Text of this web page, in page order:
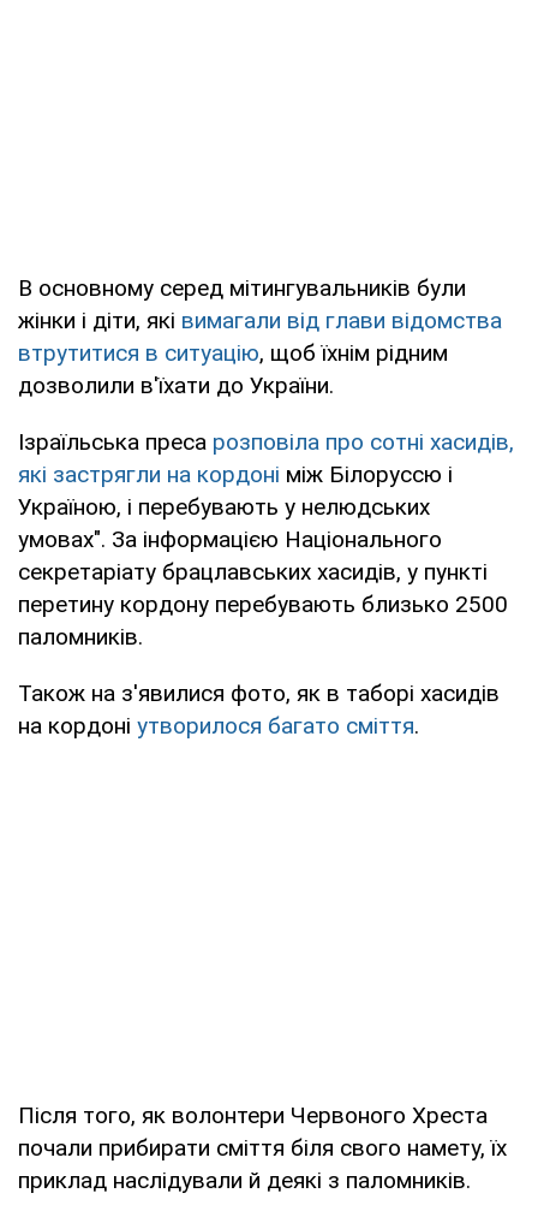
В основному серед мітингувальників були
жінки і діти, які вимагали від глави відомства
втрутитися в ситуацію, щоб їхнім рідним
дозволили в'їхати до України.
Ізраїльська преса розповіла про сотні хасидів,
які застрягли на кордоні між Білоруссю і
Україною, і перебувають у нелюдських
умовах". За інформацією Національного
секретаріату брацлавських хасидів, у пункті
перетину кордону перебувають близько 2500
паломників.
Також на з'явилися фото, як в таборі хасидів
на кордоні утворилося багато сміття.
Після того, як волонтери Червоного Хреста
почали прибирати сміття біля свого намету, їх
приклад наслідували й деякі з паломників.